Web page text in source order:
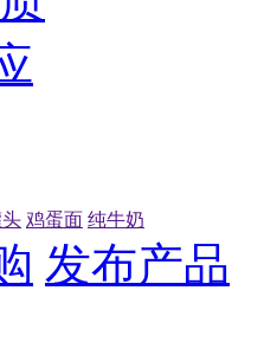
鸡蛋面 纯牛奶
发布产品